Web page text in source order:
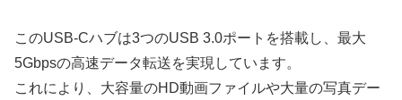
このUSB-Cハブは3つのUSB 3.0ポートを搭載し、最大
5Gbpsの高速データ転送を実現しています。
これにより、大容量のHD動画ファイルや大量の写真デー